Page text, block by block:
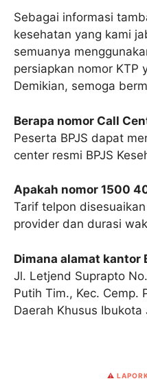
Sebagai informasi
kesehatan yang kami
semuanya
persiapkan nomor KTP
Demikian, semoga
Berapa nomor Call
Peserta BPJS dapat
center resmi BPJS
Apakah nomor 1500
Tarif telpon
provider dan durasi
Dimana alamat kantor
Jl. Letjend Suprapto
Putih Tim., Kec. Cemp.
Daerah Khusus Ibukota
⚠️